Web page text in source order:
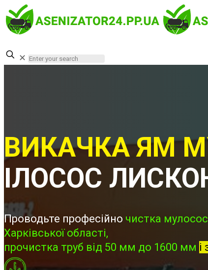
✕
ВИКАЧКА ЯМ
ІЛОСОС
Проводьте професійно чистка
Харківської області,
прочистка труб від 50 мм до 1600 мм і